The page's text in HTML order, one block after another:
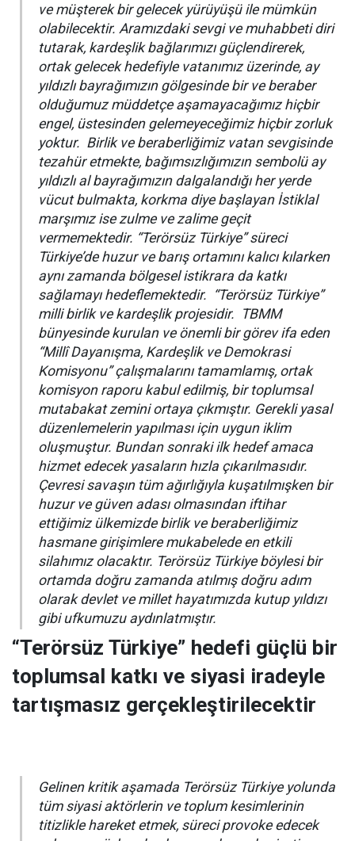
ve müşterek bir gelecek yürüyüşü ile mümkün
olabilecektir. Aramızdaki sevgi ve muhabbeti diri
tutarak, kardeşlik bağlarımızı güçlendirerek,
ortak gelecek hedefiyle vatanımız üzerinde, ay
yıldızlı bayrağımızın gölgesinde bir ve beraber
olduğumuz müddetçe aşamayacağımız hiçbir
engel, üstesinden gelemeyeceğimiz hiçbir zorluk
yoktur. Birlik ve beraberliğimiz vatan sevgisinde
tezahür etmekte, bağımsızlığımızın sembolü ay
yıldızlı al bayrağımızın dalgalandığı her yerde
vücut bulmakta, korkma diye başlayan İstiklal
marşımız ise zulme ve zalime geçit
vermemektedir. “Terörsüz Türkiye” süreci
Türkiye’de huzur ve barış ortamını kalıcı kılarken
aynı zamanda bölgesel istikrara da katkı
sağlamayı hedeflemektedir. “Terörsüz Türkiye”
milli birlik ve kardeşlik projesidir. TBMM
bünyesinde kurulan ve önemli bir görev ifa eden
“Millî Dayanışma, Kardeşlik ve Demokrasi
Komisyonu” çalışmalarını tamamlamış, ortak
komisyon raporu kabul edilmiş, bir toplumsal
mutabakat zemini ortaya çıkmıştır. Gerekli yasal
düzenlemelerin yapılması için uygun iklim
oluşmuştur. Bundan sonraki ilk hedef amaca
hizmet edecek yasaların hızla çıkarılmasıdır.
Çevresi savaşın tüm ağırlığıyla kuşatılmışken bir
huzur ve güven adası olmasından iftihar
ettiğimiz ülkemizde birlik ve beraberliğimiz
hasmane girişimlere mukabelede en etkili
silahımız olacaktır. Terörsüz Türkiye böylesi bir
ortamda doğru zamanda atılmış doğru adım
olarak devlet ve millet hayatımızda kutup yıldızı
gibi ufkumuzu aydınlatmıştır.
“Terörsüz Türkiye” hedefi güçlü bir
toplumsal katkı ve siyasi iradeyle
tartışmasız gerçekleştirilecektir
Gelinen kritik aşamada Terörsüz Türkiye yolunda
tüm siyasi aktörlerin ve toplum kesimlerinin
titizlikle hareket etmek, süreci provoke edecek